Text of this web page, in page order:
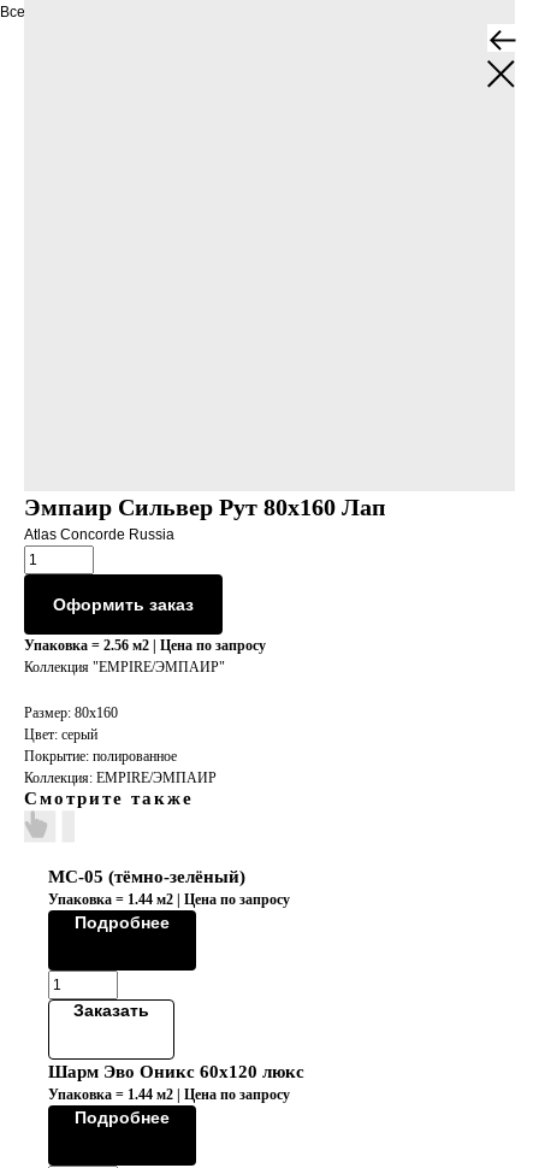
Все товары
Эмпаир Сильвер Рут 80x160 Лап
Atlas Concorde Russia
Оформить заказ
Упаковка = 2.56 м2 | Цена по запросу
Коллекция "EMPIRE/ЭМПАИР"
Размер: 80х160
Цвет: серый
Покрытие: полированное
Коллекция: EMPIRE/ЭМПАИР
Смотрите также
MC-05 (тёмно-зелёный)
Упаковка = 1.44 м2 | Цена по запросу
Подробнее
Заказать
Шарм Эво Оникс 60х120 люкс
Упаковка = 1.44 м2 | Цена по запросу
Подробнее